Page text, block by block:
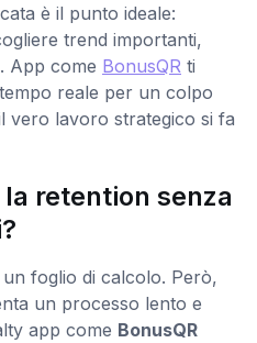
è il punto ideale:
trend importanti,
App come BonusQR ti
reale per un colpo
vero lavoro strategico si fa
retention senza
foglio di calcolo. Però,
un processo lento e
app come BonusQR